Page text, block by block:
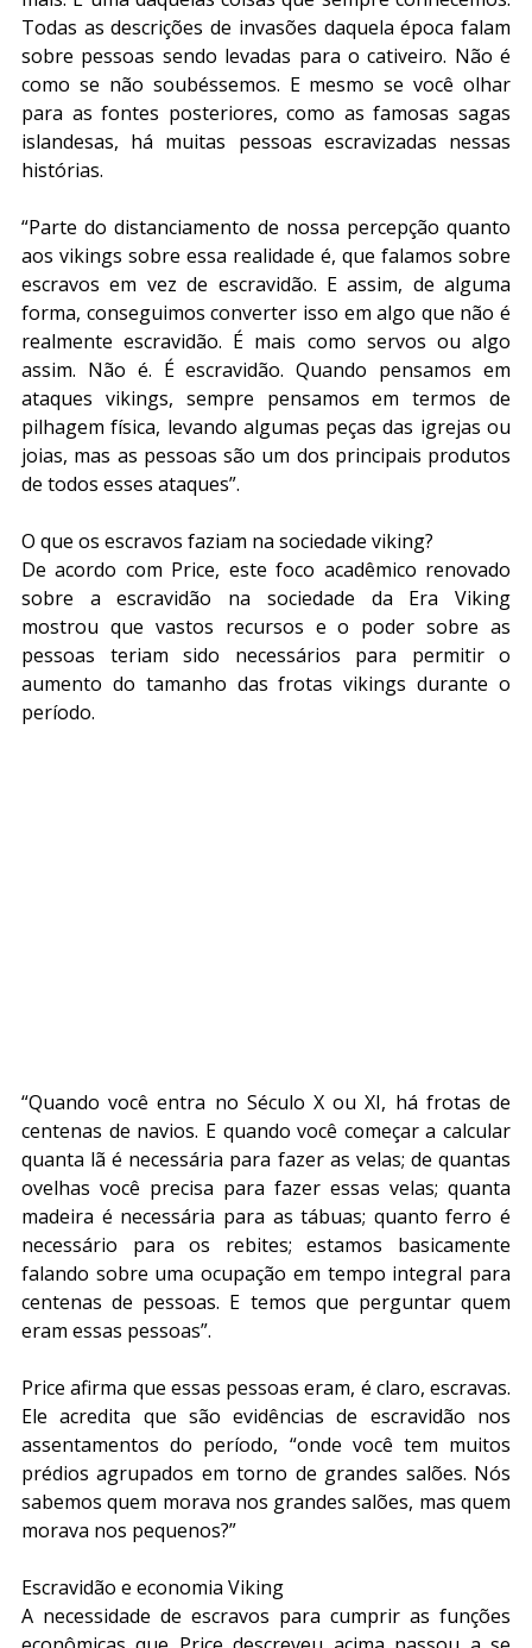
Todas as descrições de invasões daquela época falam
sobre pessoas sendo levadas para o cativeiro. Não é
como se não soubéssemos. E mesmo se você olhar
para as fontes posteriores, como as famosas sagas
islandesas, há muitas pessoas escravizadas nessas
histórias.
“Parte do distanciamento de nossa percepção quanto
aos vikings sobre essa realidade é, que falamos sobre
escravos em vez de escravidão. E assim, de alguma
forma, conseguimos converter isso em algo que não é
realmente escravidão. É mais como servos ou algo
assim. Não é. É escravidão. Quando pensamos em
ataques vikings, sempre pensamos em termos de
pilhagem física, levando algumas peças das igrejas ou
joias, mas as pessoas são um dos principais produtos
de todos esses ataques”.
O que os escravos faziam na sociedade viking?
De acordo com Price, este foco acadêmico renovado
sobre a escravidão na sociedade da Era Viking
mostrou que vastos recursos e o poder sobre as
pessoas teriam sido necessários para permitir o
aumento do tamanho das frotas vikings durante o
período.
“Quando você entra no Século X ou XI, há frotas de
centenas de navios. E quando você começar a calcular
quanta lã é necessária para fazer as velas; de quantas
ovelhas você precisa para fazer essas velas; quanta
madeira é necessária para as tábuas; quanto ferro é
necessário para os rebites; estamos basicamente
falando sobre uma ocupação em tempo integral para
centenas de pessoas. E temos que perguntar quem
eram essas pessoas”.
Price afirma que essas pessoas eram, é claro, escravas.
Ele acredita que são evidências de escravidão nos
assentamentos do período, “onde você tem muitos
prédios agrupados em torno de grandes salões. Nós
sabemos quem morava nos grandes salões, mas quem
morava nos pequenos?”
Escravidão e economia Viking
A necessidade de escravos para cumprir as funções